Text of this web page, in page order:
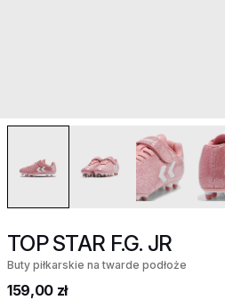
TOP STAR F.G. JR
Buty piłkarskie na twarde podłoże
159,00 zł